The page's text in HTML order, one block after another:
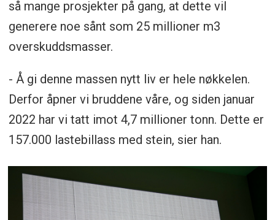
så mange prosjekter på gang, at dette vil
generere noe sånt som 25 millioner m3
overskuddsmasser.
- Å gi denne massen nytt liv er hele nøkkelen.
Derfor åpner vi bruddene våre, og siden januar
2022 har vi tatt imot 4,7 millioner tonn. Dette er
157.000 lastebillass med stein, sier han.